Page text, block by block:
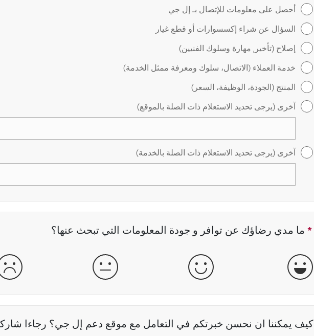
أحصل على معلومات للإتصال بـ إل جي
السؤال عن شراء إكسسوارات أو قطع غيار
إصلاح (تأخير, مهارة وسلوك الفنيين)
خدمة العملاء (الاتصال، سلوك ومعرفة ممثل الخدمة)
المنتج (الجودة، الوظيفة، السعر)
آخرى (يرجى تحديد الاستعلام ذات الصلة بالموقع)
آخرى (يرجى تحديد الاستعلام ذات الصلة بالخدمة)
* حقل مطلوب
ما مدي رضاؤك عن توافر و جودة المعلومات التي تبحث عنها؟
جيدة جداً جيدة عادية
كيف يمكننا ان نحسن خبرتكم في التعامل مع موقع دعم إل جي؟ رجاءا